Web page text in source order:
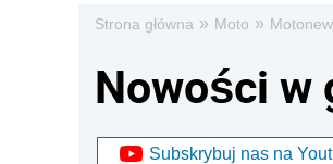
Strona główna » Moto »
Nowości w
Subskrybuj nas na